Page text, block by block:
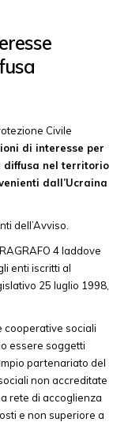
Civile
di interesse per
diffusa nel territorio
dall’Ucraina
dell’Avviso.
4 laddove
enti iscritti al
25 luglio 1998,
cooperative sociali
essere soggetti
partenariato del
non accreditate
rete di accoglienza
e non superiore a